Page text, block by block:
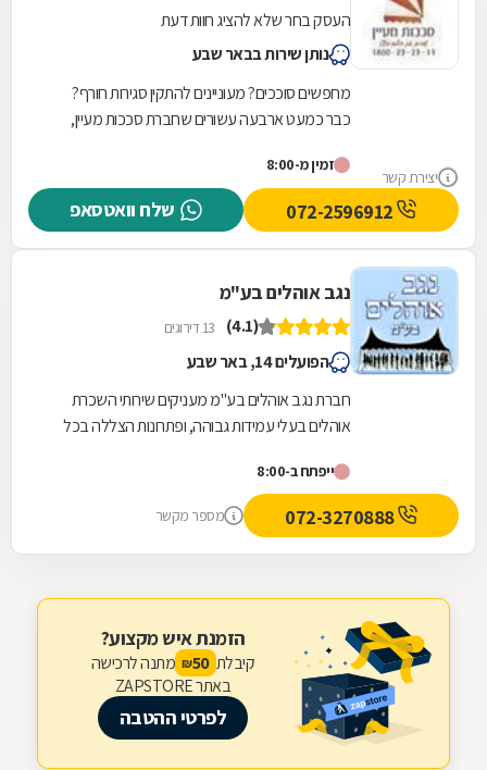
יצירת קשר
העסק בחר שלא להציג חוות דעת
נותן שירות בבאר שבע
מחפשים סוככים? מעוניינים להתקין סגירות חורף?
כבר כמעט ארבעה עשורים שחברת סככות מעיין,
עוסקת...
זמין מ-8:00
שלח וואטסאפ
נגב אוהלים בע"מ
(4.1) 13 דירוגים
הפועלים 14, באר שבע
חברת נגב אוהלים בע"מ מעניקים שירותי השכרת
אוהלים בעלי עמידות גבוהה, ופתרונות הצללה בכל
החברה...
ייפתח ב-8:00
072-3270888 מספר מקשר
הזמנת איש מקצוע?
קיבלת 50
₪ מתנה לרכישה
באתר ZAPSTORE
לפרטי ההטבה